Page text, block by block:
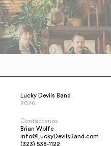
Lucky Devils Band
2026
Contáctanos
Brian Wolfe
info@LuckyDevilsBand.com
(323) 538-1122